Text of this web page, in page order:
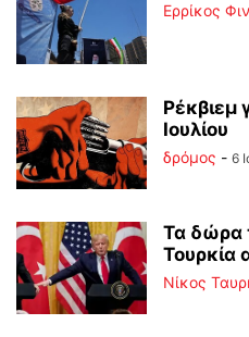
Ερρίκος
Ρέκβιεμ
Ιουλίου
δρόμος - 6
Τα δώρα
Τουρκία
Νίκος